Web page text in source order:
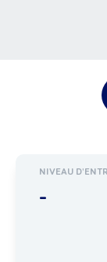
NIVEAU
-